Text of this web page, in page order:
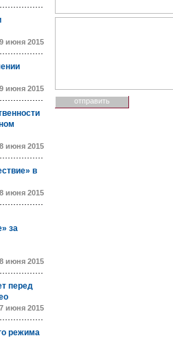
июня 2015
июня 2015
июня 2015
в
июня 2015
за
июня 2015
перед
июня 2015
режима